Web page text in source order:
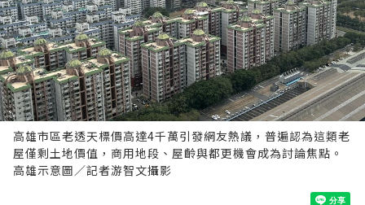
高雄市區老透天標價高達4千萬引發網友熱議，普遍認為這類老
屋僅剩土地價值，商用地段、屋齡與都更機會成為討論焦點。
高雄示意圖／記者游智文攝影